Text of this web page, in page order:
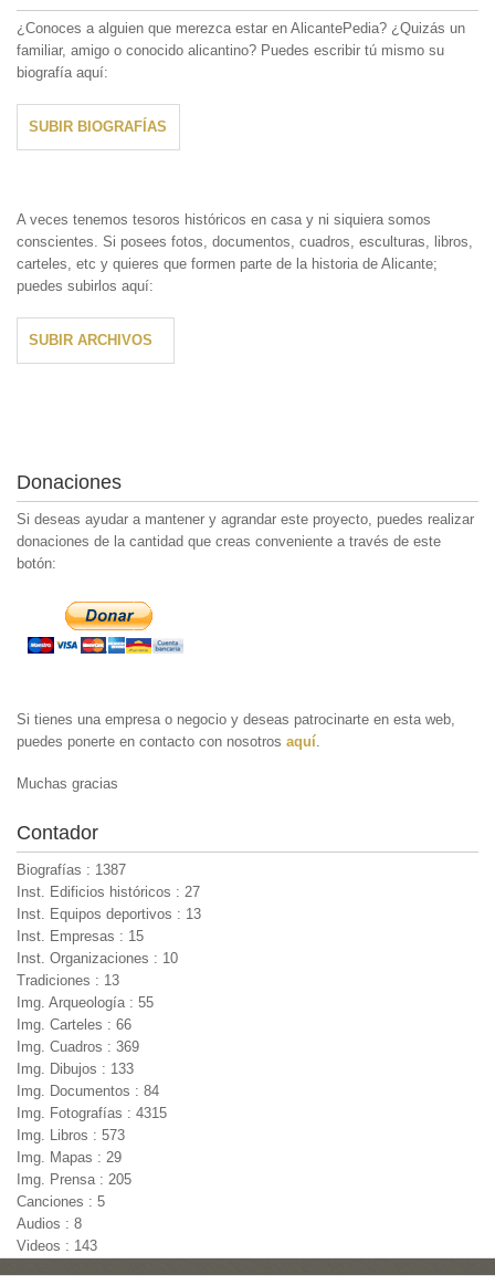
¿Conoces a alguien que merezca estar en AlicantePedia? ¿Quizás un
familiar, amigo o conocido alicantino? Puedes escribir tú mismo su
biografía aquí:
SUBIR BIOGRAFÍAS
A veces tenemos tesoros históricos en casa y ni siquiera somos
conscientes. Si posees fotos, documentos, cuadros, esculturas, libros,
carteles, etc y quieres que formen parte de la historia de Alicante;
puedes subirlos aquí:
SUBIR ARCHIVOS
Donaciones
Si deseas ayudar a mantener y agrandar este proyecto, puedes realizar
donaciones de la cantidad que creas conveniente a través de este
botón:
Si tienes una empresa o negocio y deseas patrocinarte en esta web,
puedes ponerte en contacto con nosotros aquí
Muchas gracias
Contador
Biografías : 1387
Inst. Edificios históricos : 27
Inst. Equipos deportivos : 13
Inst. Empresas : 15
Inst. Organizaciones : 10
Tradiciones : 13
Img. Arqueología : 55
Img. Carteles : 66
Img. Cuadros : 369
Img. Dibujos : 133
Img. Documentos : 84
Img. Fotografías : 4315
Img. Libros : 573
Img. Mapas : 29
Img. Prensa : 205
Canciones : 5
Audios : 8
Videos : 143